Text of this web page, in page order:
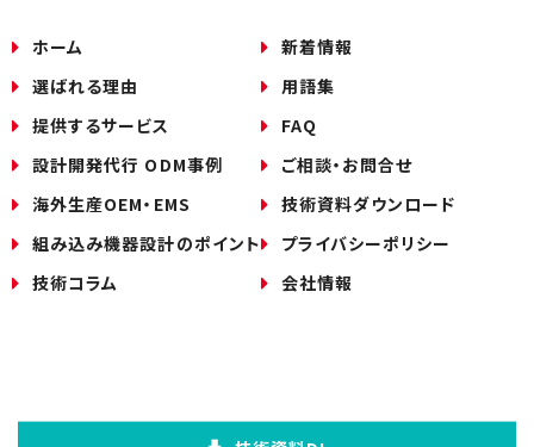
ホーム
選ばれる理由
提供するサービス
設計開発代行 ODM事例
海外生産OEM・EMS
組み込み機器設計のポイント
技術コラム
新着情報
用語集
FAQ
ご相談・お問合せ
技術資料ダウンロード
プライバシーポリシー
会社情報